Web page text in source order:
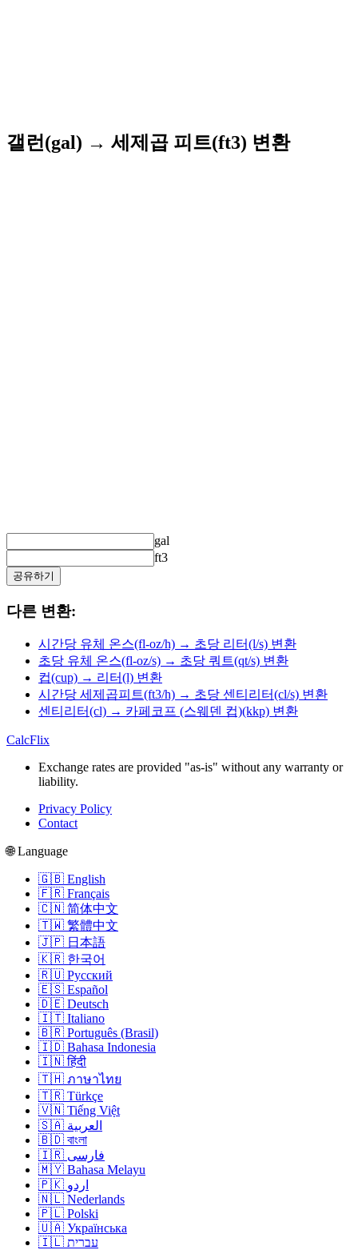
갤런(gal) → 세제곱 피트(ft3) 변환
gal
ft3
공유하기
다른 변환:
시간당 유체 온스(fl-oz/h) → 초당 리터(l/s) 변환
초당 유체 온스(fl-oz/s) → 초당 쿼트(qt/s) 변환
컵(cup) → 리터(l) 변환
시간당 세제곱피트(ft3/h) → 초당 센티리터(cl/s) 변환
센티리터(cl) → 카페코프 (스웨덴 컵)(kkp) 변환
CalcFlix
Exchange rates are provided "as-is" without any warranty or
liability.
Privacy Policy
Contact
🌐 Language
🇬🇧 English
🇫🇷 Français
🇨🇳 简体中文
🇹🇼 繁體中文
🇯🇵 日本語
🇰🇷 한국어
🇷🇺 Русский
🇪🇸 Español
🇩🇪 Deutsch
🇮🇹 Italiano
🇧🇷 Português (Brasil)
🇮🇩 Bahasa Indonesia
🇮🇳 हिंदी
🇹🇭 ภาษาไทย
🇹🇷 Türkçe
🇻🇳 Tiếng Việt
🇸🇦 العربية
🇧🇩 বাংলা
🇮🇷 فارسی
🇲🇾 Bahasa Melayu
🇵🇰 اردو
🇳🇱 Nederlands
🇵🇱 Polski
🇺🇦 Українська
🇮🇱 עברית